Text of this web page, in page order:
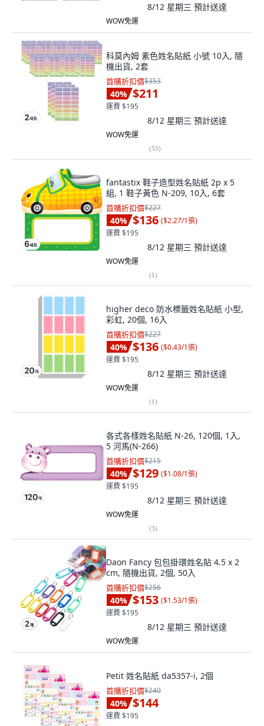
8/12 星期三 預計送達
WOW免運
科莫內姆 素色姓名貼紙 小號 10入, 隨
機出貨, 2套
首購折扣價$353
40% $211
運費 $195
8/12 星期三 預計送達
WOW免運
(55)
fantastix 鞋子造型姓名貼紙 2p x 5
組, 1 鞋子黃色 N-209, 10入, 6套
首購折扣價$227
40% $136 ($2.27/1張)
運費 $195
8/12 星期三 預計送達
WOW免運
(1)
higher deco 防水標籤姓名貼紙 小型,
彩虹, 20個, 16入
首購折扣價$227
40% $136 ($0.43/1張)
運費 $195
8/12 星期三 預計送達
WOW免運
(1)
各式各樣姓名貼紙 N-26, 120個, 1入,
5 河馬(N-266)
首購折扣價$215
40% $129 ($1.08/1張)
運費 $195
8/12 星期三 預計送達
WOW免運
(3)
Daon Fancy 包包掛環姓名貼 4.5 x 2
cm, 隨機出貨, 2個, 50入
首購折扣價$256
40% $153 ($1.53/1張)
運費 $195
8/12 星期三 預計送達
WOW免運
Petit 姓名貼紙 da5357-i, 2個
首購折扣價$240
40% $144
運費 $195